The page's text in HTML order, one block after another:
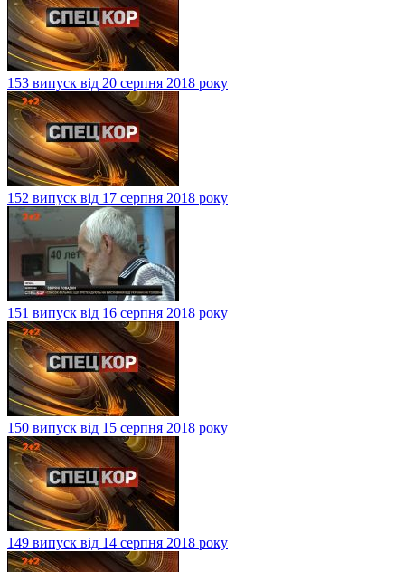
153 випуск від 20 серпня 2018 року
152 випуск від 17 серпня 2018 року
151 випуск від 16 серпня 2018 року
150 випуск від 15 серпня 2018 року
149 випуск від 14 серпня 2018 року